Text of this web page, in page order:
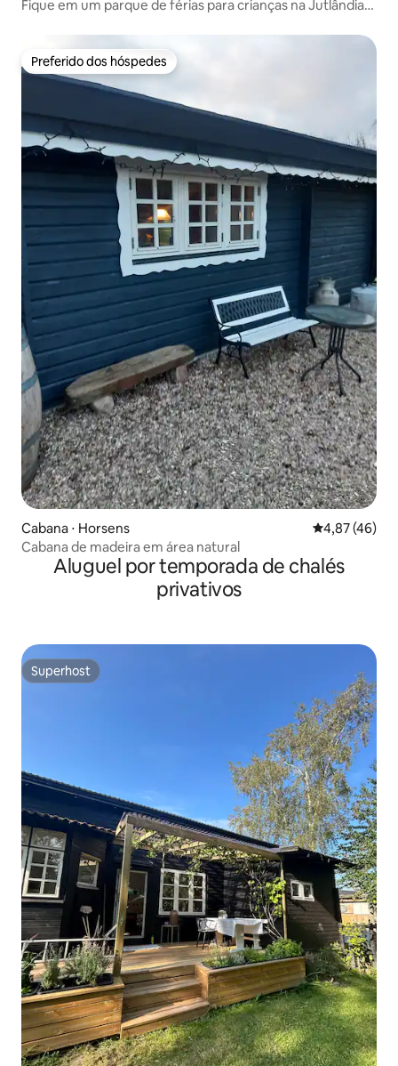
Fique em um parque de férias para crianças na Jutlândia
Preferido dos hóspedes
Preferido dos hóspedes
Cabana ⋅ Horsens 4,87 de uma
4,87 (46)
Cabana de madeira em área natural
Aluguel por temporada de chalés
privativos
Superhost
Superhost